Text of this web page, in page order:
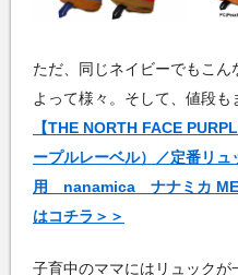
ただ、同じネイビーでもこ
よって様々。そして、値段
【THE NORTH FACE
ープルレーベル）／定番リ
用 nanamica ナナミカ
はコチラ＞＞
子育中のママにはリュックが